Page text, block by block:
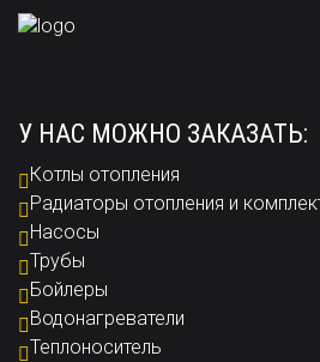
У НАС МОЖНО ЗАКАЗАТЬ:
Котлы отопления
Радиаторы отопления и
Насосы
Трубы
Бойлеры
Водонагреватели
Теплоноситель